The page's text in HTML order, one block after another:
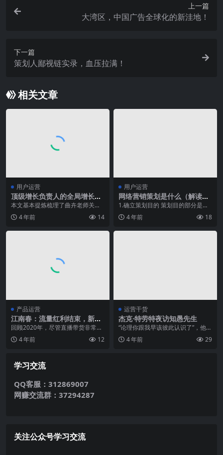
上一篇
大湾区，中国广告全球化的新洼地！
下一篇
策划人鄙视链实录，血压拉满！
相关文章
用户运营
顶级增长负责人的全局增长视
角（中）
本文基本提炼梳理了曲卉老师关于
用户生命周期管理的核心观点-从激
活潜在用户、留存和...
4 年前 14
用户运营
网络营销策划是什么（解读网
络营销策划的一般过程）
1.确立策划目的 策划目的部分是对
本次网络营销策划所要实现的目标
进行全面描述。既...
4 年前 18
产品运营
江南春：流量红利结束，新消
费品牌面临四大误区
回顾2020年，尽管直播带货非常流
行，关于“私域流量”、“品效合一”的
讨论非常热...
4 年前 12
运营干货
杰克·特劳特夜访知愚先生
“论理你跟我早该彼此认识了”，他
说，拣了对面的空位置坐下，“我就
是杰克·特劳特，...
4 年前 29
学习交流
QQ客服：312869007
网赚交流群：37294287
关注公众号学习交流